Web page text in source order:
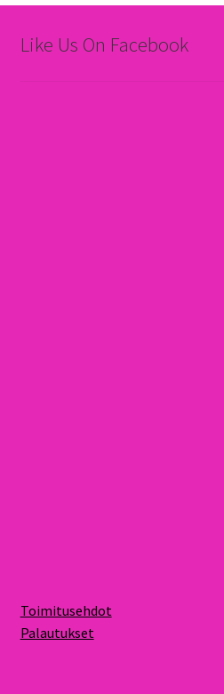
Like Us On Facebook
Toimitusehdot
Palautukset